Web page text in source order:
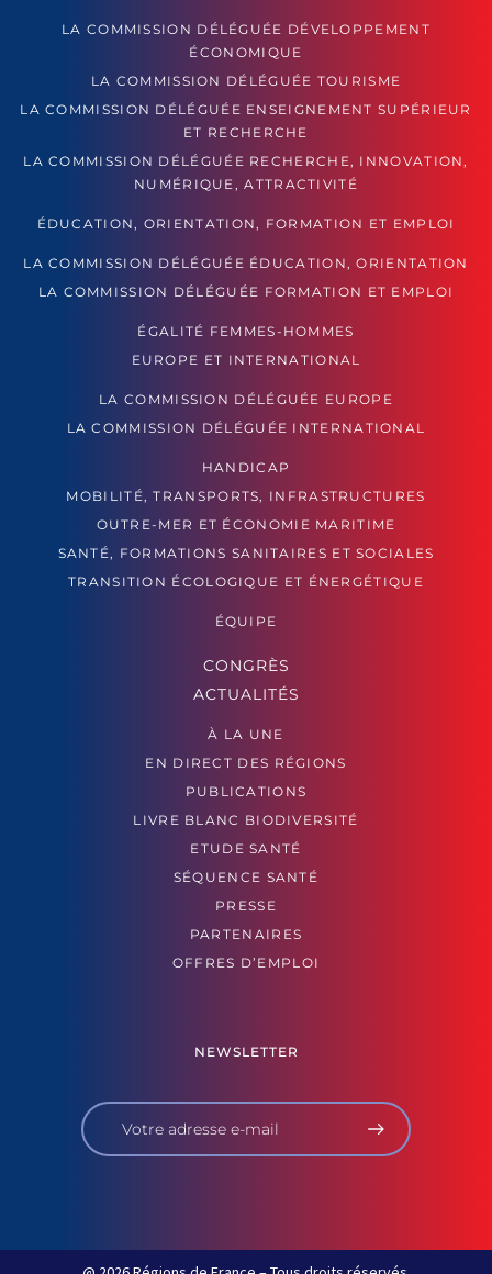
LA COMMISSION DÉLÉGUÉE DÉVELOPPEMENT
ÉCONOMIQUE
LA COMMISSION DÉLÉGUÉE TOURISME
LA COMMISSION DÉLÉGUÉE ENSEIGNEMENT SUPÉRIEUR
ET RECHERCHE
LA COMMISSION DÉLÉGUÉE RECHERCHE, INNOVATION,
NUMÉRIQUE, ATTRACTIVITÉ
ÉDUCATION, ORIENTATION, FORMATION ET EMPLOI
LA COMMISSION DÉLÉGUÉE ÉDUCATION, ORIENTATION
LA COMMISSION DÉLÉGUÉE FORMATION ET EMPLOI
ÉGALITÉ FEMMES-HOMMES
EUROPE ET INTERNATIONAL
LA COMMISSION DÉLÉGUÉE EUROPE
LA COMMISSION DÉLÉGUÉE INTERNATIONAL
HANDICAP
MOBILITÉ, TRANSPORTS, INFRASTRUCTURES
OUTRE-MER ET ÉCONOMIE MARITIME
SANTÉ, FORMATIONS SANITAIRES ET SOCIALES
TRANSITION ÉCOLOGIQUE ET ÉNERGÉTIQUE
ÉQUIPE
CONGRÈS
ACTUALITÉS
À LA UNE
EN DIRECT DES RÉGIONS
PUBLICATIONS
LIVRE BLANC BIODIVERSITÉ
ETUDE SANTÉ
SÉQUENCE SANTÉ
PRESSE
PARTENAIRES
OFFRES D’EMPLOI
NEWSLETTER